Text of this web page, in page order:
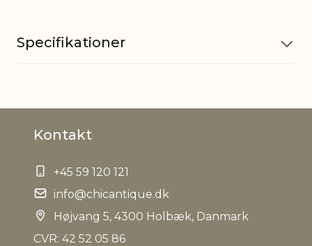
Specifikationer
CE Label
Energy
Label
Fatning
Kontakt
+45 59 120 121
info@chicantique.dk
Højvang 5, 4300 Holbæk, Danmark
CVR: 42 52 05 86